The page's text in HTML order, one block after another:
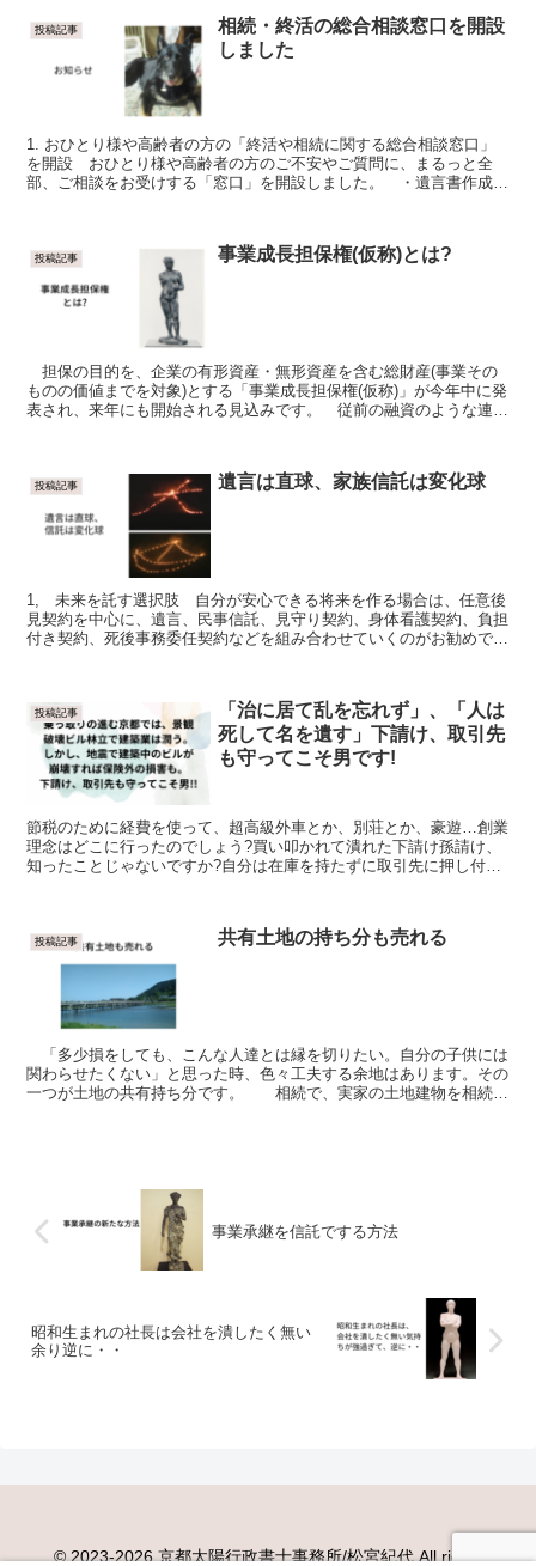
投稿記事
相続・終活の総合相談窓口を開設
しました
1. おひとり様や高齢者の方の「終活や相続に関する総合相談窓口」
を開設 おひとり様や高齢者の方のご不安やご質問に、まるっと全
部、ご相談をお受けする「窓口」を開設しました。 ・遺言書作成が
投稿記事 事業成長担保権(仮称)とは?
担保の目的を、企業の有形資産・無形資産を含む総財産(事業その
ものの価値までを対象)とする「事業成長担保権(仮称)」が今年中に発
表され、来年にも開始される見込みです。 従前の融資のような連帯
投稿記事 遺言は直球、家族信託は変化球
1, 未来を託す選択肢 自分が安心できる将来を作る場合は、任意後
見契約を中心に、遺言、民事信託、見守り契約、身体看護契約、負担
付き契約、死後事務委任契約などを組み合わせていくのがお勧めであ
投稿記事
「治に居て乱を忘れず」、「人は
死して名を遺す」下請け、取引先
も守ってこそ男です!
節税のために経費を使って、超高級外車とか、別荘とか、豪遊…創業
理念はどこに行ったのでしょう?買い叩かれて潰れた下請け孫請け、
知ったことじゃないですか?自分は在庫を持たずに取引先に押し付け
投稿記事 共有土地の持ち分も売れる
「多少損をしても、こんな人達とは縁を切りたい。自分の子供には
関わらせたくない」と思った時、色々工夫する余地はあります。その
一つが土地の共有持ち分です。 相続で、実家の土地建物を相続割
事業承継を信託でする方法
昭和生まれの社長は会社を潰したく無い
余り逆に・・
©️ 2023-2026 京都太陽行政書士事務所/松宮紀代 All rights